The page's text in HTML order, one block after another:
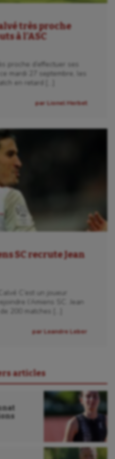
Paralympiques
très proche
à l’ASC
proche d’effectuer ses
mardi 27 septembre, les
en retard […]
par Lionel Herbet
SC recrute Jean
C’est un joueur
l’Amiens SC. Jean
200 matches […]
par Leandre Leber
articles